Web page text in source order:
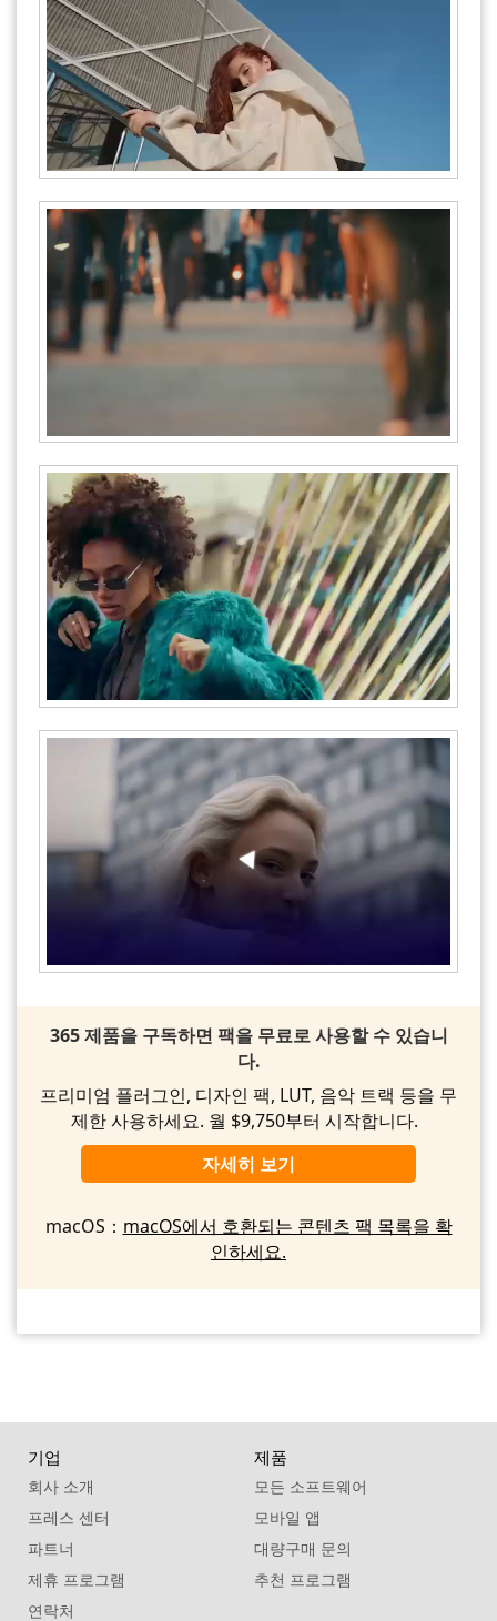
365 제품을 구독하면 팩을 무료로 사용할 수 있습니
다.
프리미엄 플러그인, 디자인 팩, LUT, 음악 트랙 등을 무
제한 사용하세요. 월 $9,750부터 시작합니다.
자세히 보기
macOS： macOS에서 호환되는 콘텐츠 팩 목록을 확
인하세요.
기업
회사 소개
프레스 센터
파트너
제휴 프로그램
연락처
제품
모든 소프트웨어
모바일 앱
대량구매 문의
추천 프로그램